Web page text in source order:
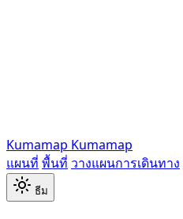
Kumamap Kumamap
แผนที่ พื้นที่ วางแผนการเดินทาง
ธีม